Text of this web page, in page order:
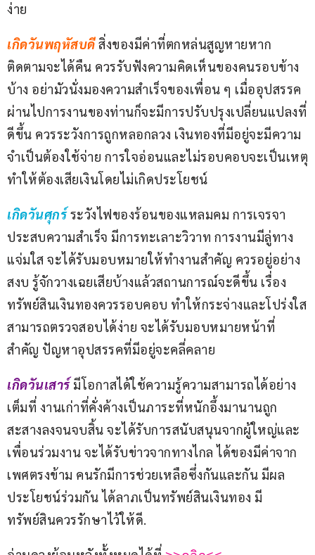
ง่าย
เกิดวันพฤหัสบดี สิ่งของมีค่าที่ตกหล่นสูญหายหาก
ติดตามจะได้คืน ควรรับฟังความคิดเห็นของคนรอบข้าง
บ้าง อย่ามัวนั่งมองความสำเร็จของเพื่อน ๆ เมื่ออุปสรรค
ผ่านไปการงานของท่านก็จะมีการปรับปรุงเปลี่ยนแปลงที่
ดีขึ้น ควรระวังการถูกหลอกลวง เงินทองที่มีอยู่จะมีความ
จำเป็นต้องใช้จ่าย การใจอ่อนและไม่รอบคอบจะเป็นเหตุ
ทำให้ต้องเสียเงินโดยไม่เกิดประโยชน์
เกิดวันศุกร์ ระวังไฟของร้อนของแหลมคม การเจรจา
ประสบความสำเร็จ มีการทะเลาะวิวาท การงานมีลู่ทาง
แจ่มใส จะได้รับมอบหมายให้ทำงานสำคัญ ควรอยู่อย่าง
สงบ รู้จักวางเฉยเสียบ้างแล้วสถานการณ์จะดีขึ้น เรื่อง
ทรัพย์สินเงินทองควรรอบคอบ ทำให้กระจ่างและโปร่งใส
สามารถตรวจสอบได้ง่าย จะได้รับมอบหมายหน้าที่
สำคัญ ปัญหาอุปสรรคที่มีอยู่จะคลี่คลาย
เกิดวันเสาร์ มีโอกาสได้ใช้ความรู้ความสามารถได้อย่าง
เต็มที่ งานเก่าที่คั่งค้างเป็นภาระที่หนักอึ้งมานานถูก
สะสางลงจนจบสิ้น จะได้รับการสนับสนุนจากผู้ใหญ่และ
เพื่อนร่วมงาน จะได้รับข่าวจากทางไกล ได้ของมีค่าจาก
เพศตรงข้าม คนรักมีการช่วยเหลือซึ่งกันและกัน มีผล
ประโยชน์ร่วมกัน ได้ลาภเป็นทรัพย์สินเงินทอง มี
ทรัพย์สินควรรักษาไว้ให้ดี.